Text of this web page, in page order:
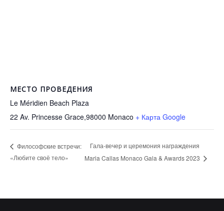
МЕСТО ПРОВЕДЕНИЯ
Le Méridien Beach Plaza
22 Av. Princesse Grace,98000 Monaco + Карта Google
Философские встречи:
«Любите своё тело»
Гала-вечер и церемония награждения
Maria Callas Monaco Gala & Awards 2023